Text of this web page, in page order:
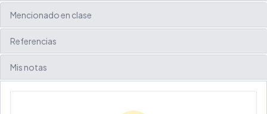
Mencionado en clase
Referencias
Mis notas